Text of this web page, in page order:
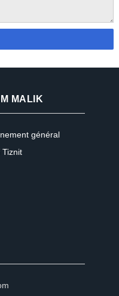
MALIK
général
Tiznit